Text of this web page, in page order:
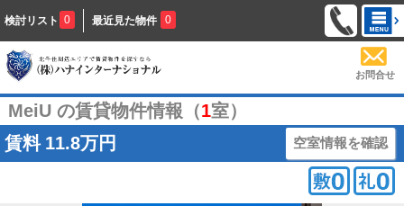
検討リスト 0 最近見た物件 0
お問合せ
MeiU の賃貸物件情報（1室）
賃料 11.8万円 空室情報を確認